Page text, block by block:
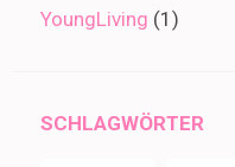
YoungLiving (1)
SCHLAGWÖRTER